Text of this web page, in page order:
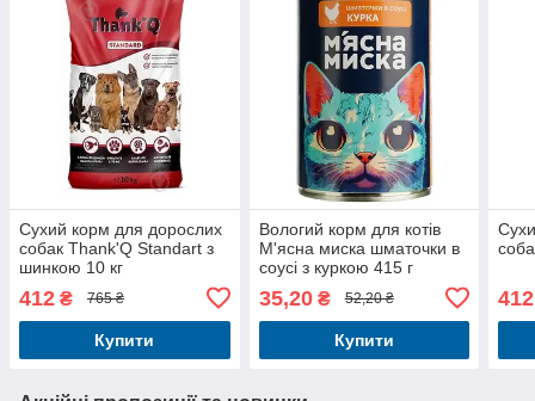
Сухий корм для дорослих
собак Thank'Q Standart з
шинкою 10 кг
412 ₴ 765 ₴
Купити
Вологий корм для котів
М'ясна миска шматочки в
соусі з куркою 415 г
35,20₴ 52,20 ₴
Купити
412